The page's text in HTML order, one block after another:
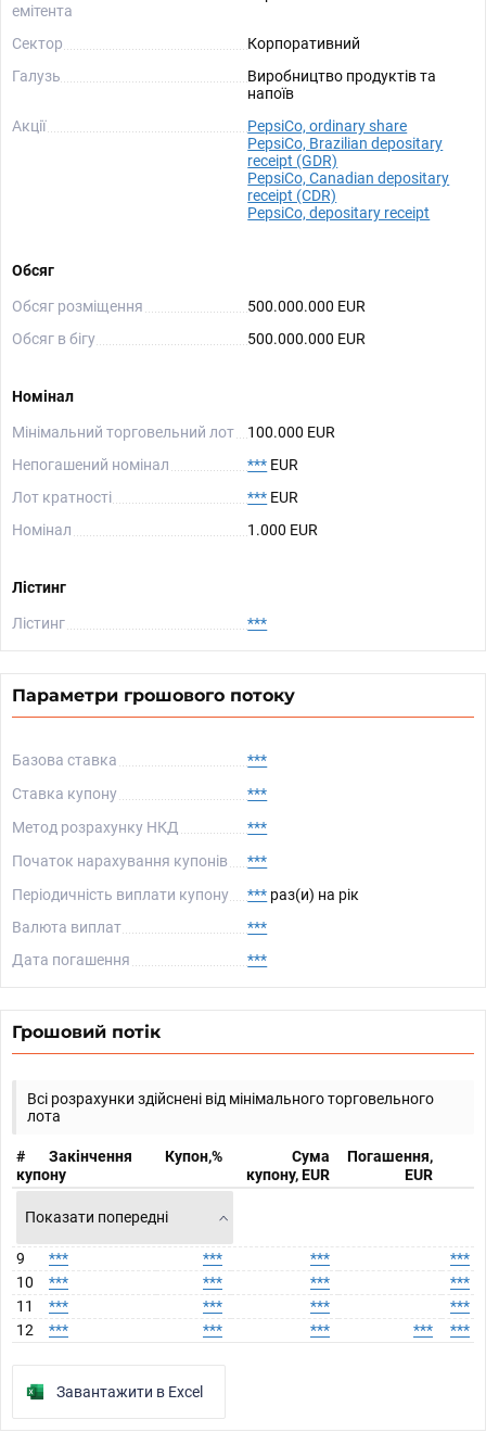
емітента
Сектор
Корпоративний
Галузь
Виробництво продуктів та
напоїв
Акції
PepsiCo, ordinary share
PepsiCo, Brazilian depositary
receipt (GDR)
PepsiCo, Canadian depositary
receipt (CDR)
PepsiCo, depositary receipt
Обсяг
Обсяг розміщення
500.000.000 EUR
Обсяг в бігу
500.000.000 EUR
Номінал
Мінімальний торговельний лот
100.000 EUR
Непогашений номінал
*** EUR
Лот кратності
*** EUR
Номінал
1.000 EUR
Лістинг
Лістинг ***
Параметри грошового потоку
Базова ставка
***
Ставка купону
***
Метод розрахунку НКД
***
Початок нарахування купонів
***
Періодичність виплати купону
*** раз(и) на рік
Валюта виплат
***
Дата погашення
***
Грошовий потік
Всі розрахунки здійснені від мінімального торговельного
лота
#
Закінчення
купону
Купон,%
Сума
купону, EUR
Погашення,
EUR
Показати попередні
9 *** *** ***
***
10
*** *** ***
***
11
*** *** ***
***
12
*** *** *** *** ***
Завантажити в Excel